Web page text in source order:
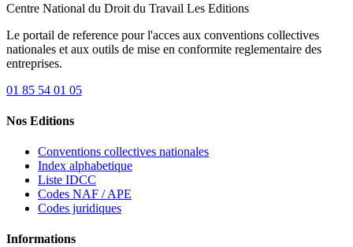
Centre National du Droit du Travail Les Editions
Le portail de reference pour l'acces aux conventions collectives
nationales et aux outils de mise en conformite reglementaire des
entreprises.
01 85 54 01 05
Nos Editions
Conventions collectives nationales
Index alphabetique
Liste IDCC
Codes NAF / APE
Codes juridiques
Informations